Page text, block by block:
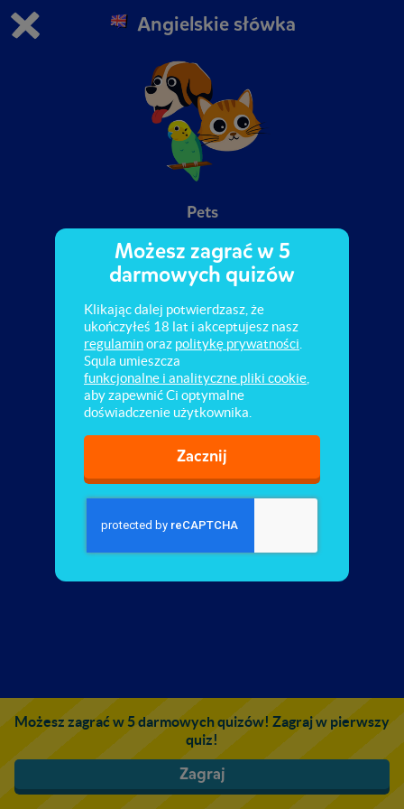
Grasz w wersję demonstracyjną Squli
Kup teraz!
0 1
Angielskie słówka
Pets
Możesz zagrać w 5 darmowych quizów! Zagraj w pierwszy
quiz!
Zagraj
Możesz zagrać w 5
darmowych quizów
Klikając dalej potwierdzasz, że
ukończyłeś 18 lat i akceptujesz nasz
regulaminoraz politykę prywatności
Squla umieszcza
funkcjonalne i analityczne pliki cookie
aby zapewnić Ci optymalne
doświadczenie użytkownika.
Zacznij